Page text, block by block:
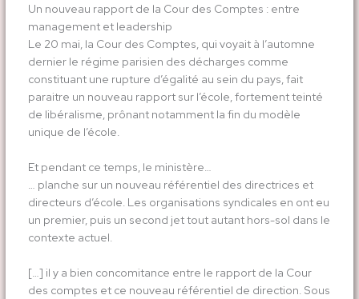
Un nouveau rapport de la Cour des Comptes : entre
management et leadership
Le 20 mai, la Cour des Comptes, qui voyait à l’automne
dernier le régime parisien des décharges comme
constituant une rupture d’égalité au sein du pays, fait
paraitre un nouveau rapport sur l’école, fortement teinté
de libéralisme, prônant notamment la fin du modèle
unique de l’école.
Et pendant ce temps, le ministère…
… planche sur un nouveau référentiel des directrices et
directeurs d’école. Les organisations syndicales en ont eu
un premier, puis un second jet tout autant hors-sol dans le
contexte actuel.
[…] il y a bien concomitance entre le rapport de la Cour
des comptes et ce nouveau référentiel de direction. Sous